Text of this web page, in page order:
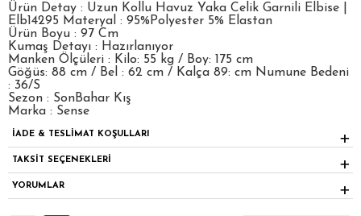
Ürün Detay : Uzun Kollu Havuz Yaka Celik Garnili Elbise |
Elb14295 Materyal : 95%Polyester 5% Elastan
Ürün Boyu : 97 Cm
Kumaş Detayı : Hazırlanıyor
Manken Ölçüleri : Kilo: 55 kg / Boy: 175 cm
Göğüs: 88 cm / Bel : 62 cm / Kalça 89: cm Numune Bedeni
: 36/S
Sezon : SonBahar Kış
Marka : Sense
İADE & TESLİMAT KOŞULLARI
TAKSİT SEÇENEKLERİ
YORUMLAR